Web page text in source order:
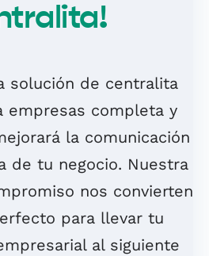
solución de centralita
empresas completa y
la comunicación
de tu negocio. Nuestra
nos convierten
para llevar tu
al siguiente